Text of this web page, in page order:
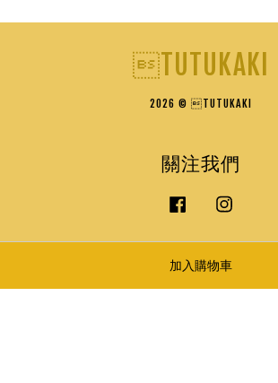
加入購物車
TUTUKAKI
2026 © TUTUKAKI
關注我們
Facebook